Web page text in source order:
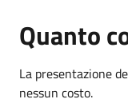
Quanto
La presentazione
nessun costo.